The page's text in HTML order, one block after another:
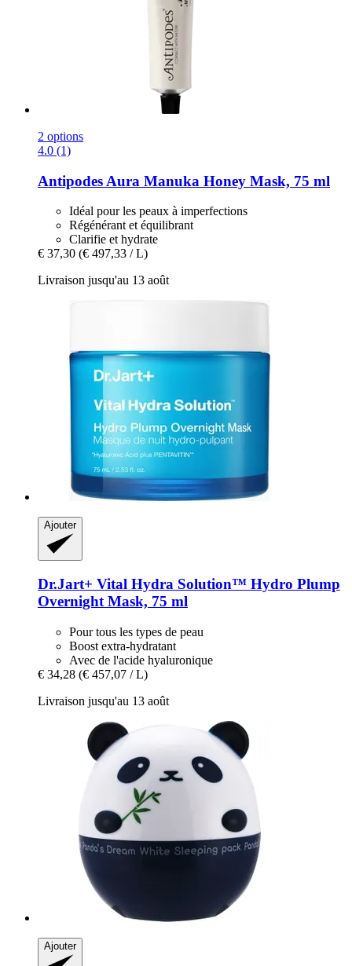
2 options
4.0 (1)
Antipodes Aura Manuka Honey Mask, 75 ml
Idéal pour les peaux à imperfections
Régénérant et équilibrant
Clarifie et hydrate
€ 37,30 (€ 497,33 / L)
Livraison jusqu'au 13 août
Ajouter
Dr.Jart+ Vital Hydra Solution™ Hydro Plump
Overnight Mask, 75 ml
Pour tous les types de peau
Boost extra-hydratant
Avec de l'acide hyaluronique
€ 34,28 (€ 457,07 / L)
Livraison jusqu'au 13 août
Ajouter